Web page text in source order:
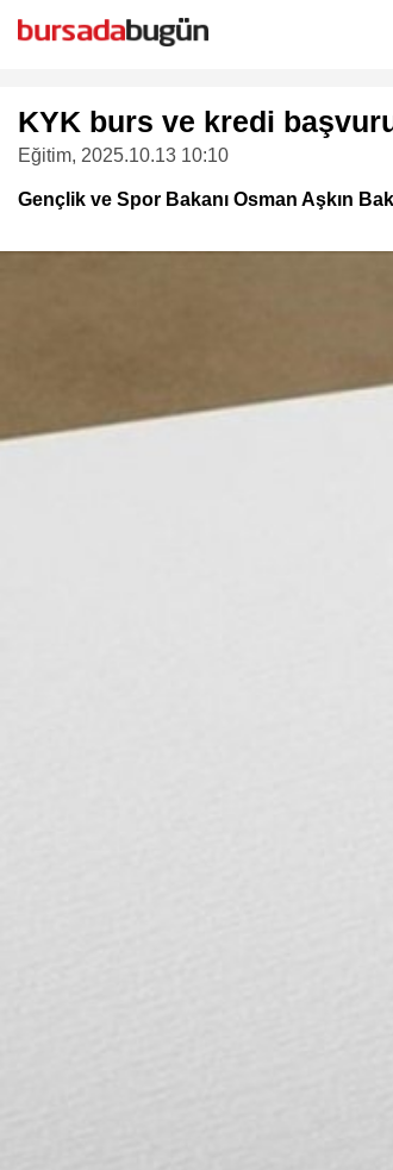
KYK burs ve kredi
Eğitim, 2025.10.13 10:10
Gençlik ve Spor Bakanı Osman Aşkın